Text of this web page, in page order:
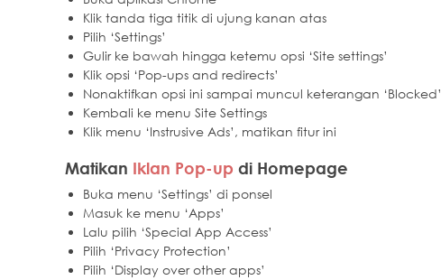
Klik tanda tiga titik di ujung kanan atas
Pilih ‘Settings’
Gulir ke bawah hingga ketemu opsi ‘Site settings’
Klik opsi ‘Pop-ups and redirects’
Nonaktifkan opsi ini sampai muncul keterangan ‘Blocked’
Kembali ke menu Site Settings
Klik menu ‘Instrusive Ads’, matikan fitur ini
Matikan Iklan Pop-up di Homepage
Buka menu ‘Settings’ di ponsel
Masuk ke menu ‘Apps’
Lalu pilih ‘Special App Access’
Pilih ‘Privacy Protection’
Pilih ‘Display over other apps’